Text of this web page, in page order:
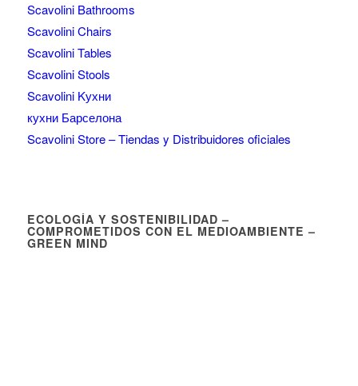
Scavolini Bathrooms
Scavolini Chairs
Scavolini Tables
Scavolini Stools
Scavolini Kухни
кухни Барселона
Scavolini Store – Tiendas y Distribuidores oficiales
ECOLOGÍA Y SOSTENIBILIDAD –
COMPROMETIDOS CON EL MEDIOAMBIENTE –
GREEN MIND